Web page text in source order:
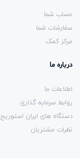
حساب شما
سفارشات شما
مرکز کمک
درباره ما
اطلاعات ما
روابط سرمایه گذاری
دستگاه های ایران استوریج
نظرات مشتریان